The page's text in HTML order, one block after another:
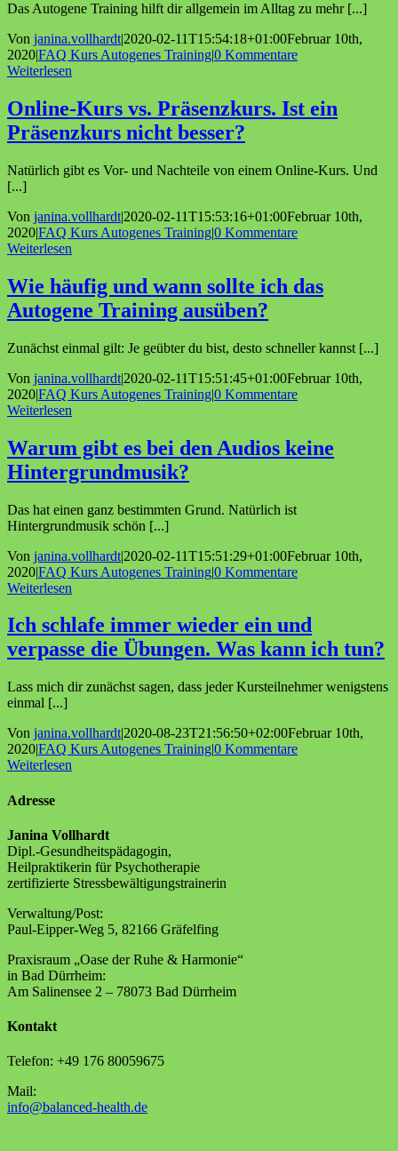
Das Autogene Training hilft dir allgemein im Alltag zu mehr [...]
Von janina.vollhardt|2020-02-11T15:54:18+01:00Februar 10th,
2020|FAQ Kurs Autogenes Training|0 Kommentare
Weiterlesen
Online-Kurs vs. Präsenzkurs. Ist ein
Präsenzkurs nicht besser?
Natürlich gibt es Vor- und Nachteile von einem Online-Kurs. Und
[...]
Von janina.vollhardt|2020-02-11T15:53:16+01:00Februar 10th,
2020|FAQ Kurs Autogenes Training|0 Kommentare
Weiterlesen
Wie häufig und wann sollte ich das
Autogene Training ausüben?
Zunächst einmal gilt: Je geübter du bist, desto schneller kannst [...]
Von janina.vollhardt|2020-02-11T15:51:45+01:00Februar 10th,
2020|FAQ Kurs Autogenes Training|0 Kommentare
Weiterlesen
Warum gibt es bei den Audios keine
Hintergrundmusik?
Das hat einen ganz bestimmten Grund. Natürlich ist
Hintergrundmusik schön [...]
Von janina.vollhardt|2020-02-11T15:51:29+01:00Februar 10th,
2020|FAQ Kurs Autogenes Training|0 Kommentare
Weiterlesen
Ich schlafe immer wieder ein und
verpasse die Übungen. Was kann ich tun?
Lass mich dir zunächst sagen, dass jeder Kursteilnehmer wenigstens
einmal [...]
Von janina.vollhardt|2020-08-23T21:56:50+02:00Februar 10th,
2020|FAQ Kurs Autogenes Training|0 Kommentare
Weiterlesen
Adresse
Janina Vollhardt
Dipl.-Gesundheitspädagogin,
Heilpraktikerin für Psychotherapie
zertifizierte Stressbewältigungstrainerin
Verwaltung/Post:
Paul-Eipper-Weg 5, 82166 Gräfelfing
Praxisraum „Oase der Ruhe & Harmonie“
in Bad Dürrheim:
Am Salinensee 2 – 78073 Bad Dürrheim
Kontakt
Telefon: +49 176 80059675
Mail:
info@balanced-health.de